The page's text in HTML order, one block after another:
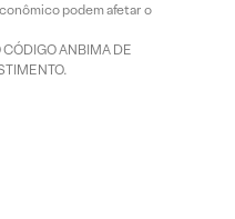
podem afetar o
CÓDIGO ANBIMA DE